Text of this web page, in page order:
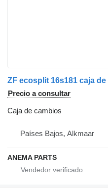
Precio a consultar
Caja de cambios
Países Bajos, Alkmaar
ANEMA PARTS